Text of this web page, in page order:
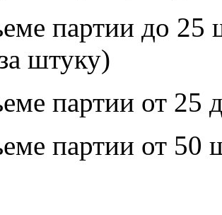
партии до 25
штуку)
партии от 25
партии от 50